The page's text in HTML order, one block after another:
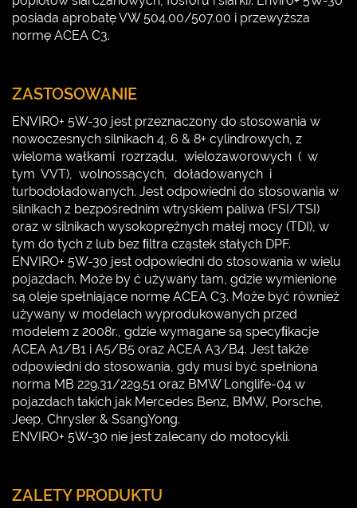
posiada aprobatę VW 504.00/507.00 i przewyższa
normę ACEA C3.
ZASTOSOWANIE
ENVIRO+ 5W-30 jest przeznaczony do stosowania w
nowoczesnych silnikach 4, 6 & 8+ cylindrowych, z
wieloma wałkami rozrządu, wielozaworowych ( w
tym VVT), wolnossących, doładowanych i
turbodoładowanych. Jest odpowiedni do stosowania w
silnikach z bezpośrednim wtryskiem paliwa (FSI/TSI)
oraz w silnikach wysokoprężnych małej mocy (TDI), w
tym do tych z lub bez ﬁltra cząstek stałych DPF.
ENVIRO+ 5W-30 jest odpowiedni do stosowania w wielu
pojazdach. Może by ć używany tam, gdzie wymienione
są oleje spełniające normę ACEA C3. Może być również
używany w modelach wyprodukowanych przed
modelem z 2008r., gdzie wymagane są specyﬁkacje
ACEA A1/B1 i A5/B5 oraz ACEA A3/B4. Jest także
odpowiedni do stosowania, gdy musi być spełniona
norma MB 229.31/229.51 oraz BMW Longlife-04 w
pojazdach takich jak Mercedes Benz, BMW, Porsche,
Jeep, Chrysler & SsangYong.
ENVIRO+ 5W-30 nie jest zalecany do motocykli.
ZALETY PRODUKTU